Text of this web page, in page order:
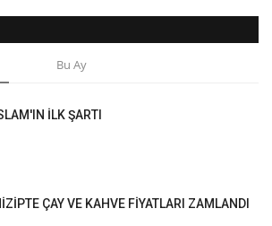
Bu Ay
İLK ŞARTI
ÇAY VE KAHVE FİYATLARI ZAMLANDI